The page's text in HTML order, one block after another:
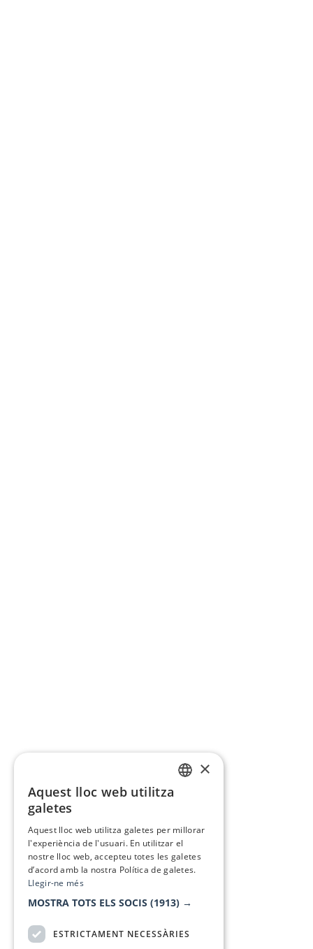
×
Aquest lloc web utilitza
galetes
Aquest lloc web utilitza galetes per millorar
l'experiència de l'usuari. En utilitzar el
nostre lloc web, accepteu totes les galetes
d’acord amb la nostra Política de galetes.
Llegir-ne més
MOSTRA TOTS ELS SOCIS (1913) →
ESTRICTAMENT NECESSÀRIES